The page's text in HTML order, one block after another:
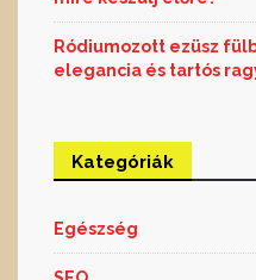
Ródiumozott ezüsz
elegancia és tartós
Kategóriák
Egészség